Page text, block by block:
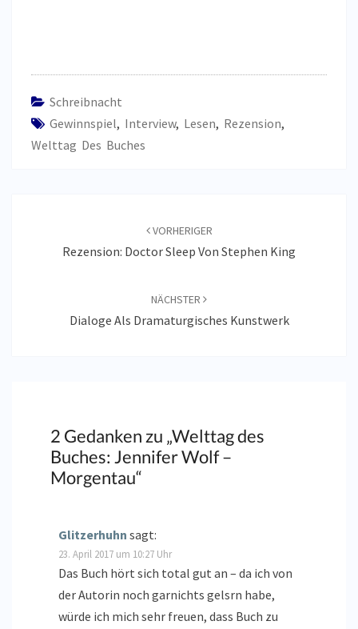
Schreibnacht
Gewinnspiel, Interview, Lesen, Rezension,
Welttag Des Buches
VORHERIGER
Rezension: Doctor Sleep Von Stephen King
NÄCHSTER
Dialoge Als Dramaturgisches Kunstwerk
2 Gedanken zu „Welttag des
Buches: Jennifer Wolf –
Morgentau“
Glitzerhuhn sagt:
23. April 2017 um 10:27 Uhr
Das Buch hört sich total gut an – da ich von
der Autorin noch garnichts gelsrn habe,
würde ich mich sehr freuen, dass Buch zu